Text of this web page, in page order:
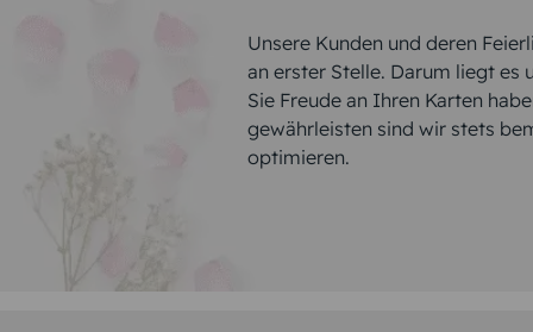
Unsere Kunden und deren
an erster Stelle. Darum liegt es
Sie Freude an Ihren Karten
gewährleisten sind wir stets
optimieren.